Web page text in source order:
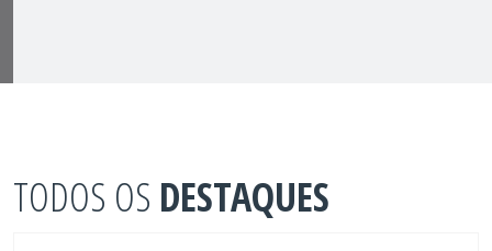
TODOS OS DESTAQUES